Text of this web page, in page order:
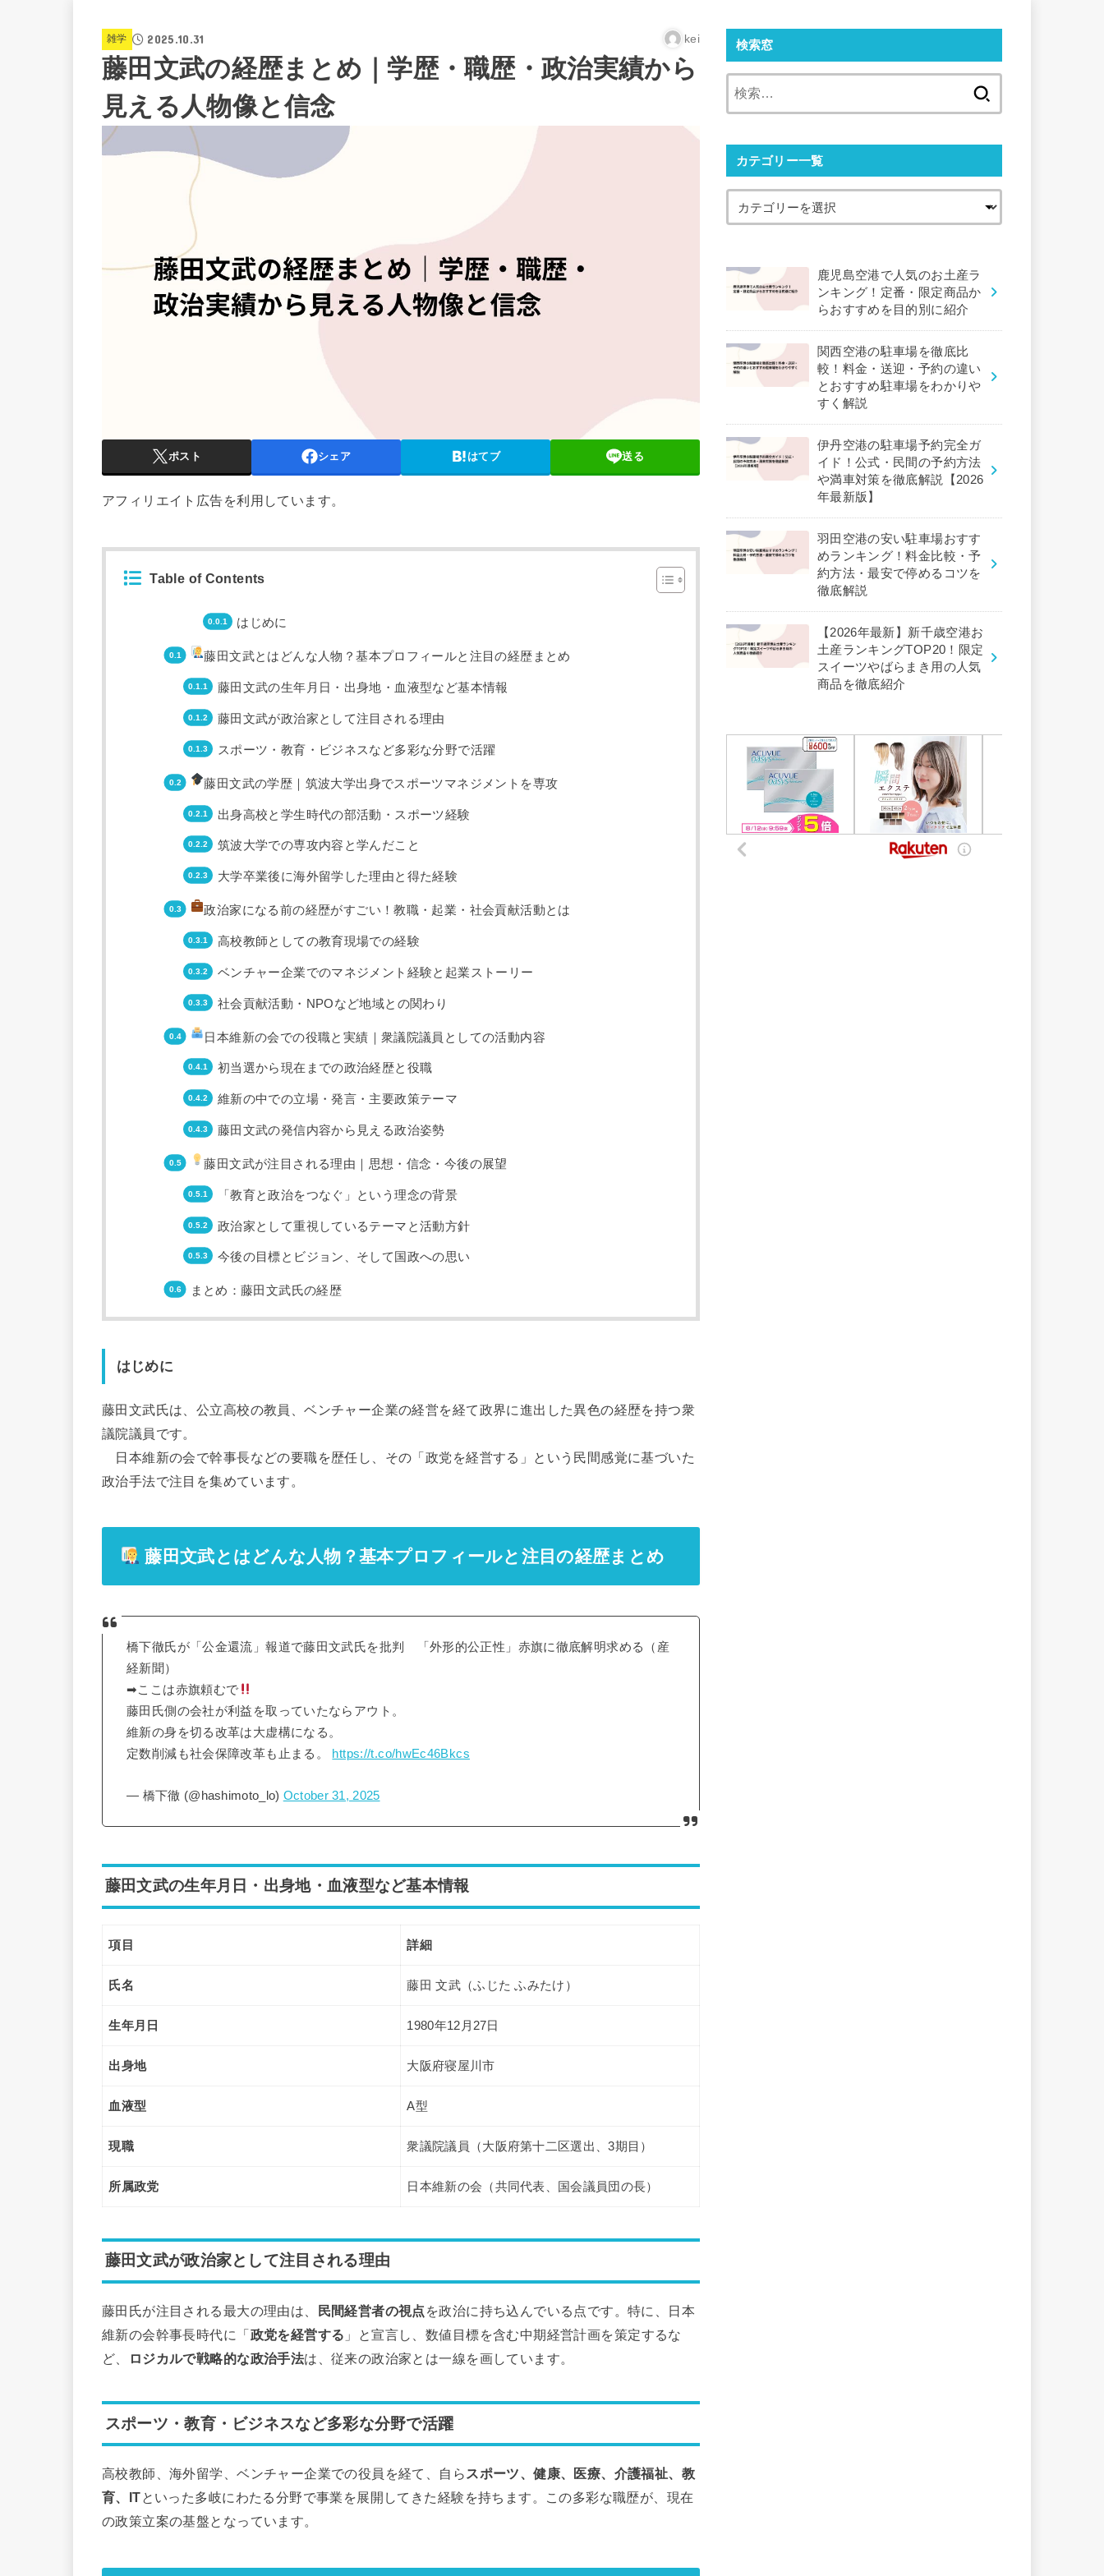
雑学 2025.10.31 kei
藤田文武の経歴まとめ｜学歴・職歴・政治実績から
見える人物像と信念
ポスト シェア はてブ 送る
アフィリエイト広告を利用しています。
Table of Contents
はじめに
藤田文武とはどんな人物？基本プロフィールと注目の経歴まとめ
藤田文武の生年月日・出身地・血液型など基本情報
藤田文武が政治家として注目される理由
スポーツ・教育・ビジネスなど多彩な分野で活躍
藤田文武の学歴｜筑波大学出身でスポーツマネジメントを専攻
出身高校と学生時代の部活動・スポーツ経験
筑波大学での専攻内容と学んだこと
大学卒業後に海外留学した理由と得た経験
政治家になる前の経歴がすごい！教職・起業・社会貢献活動とは
高校教師としての教育現場での経験
ベンチャー企業でのマネジメント経験と起業ストーリー
社会貢献活動・NPOなど地域との関わり
日本維新の会での役職と実績｜衆議院議員としての活動内容
初当選から現在までの政治経歴と役職
維新の中での立場・発言・主要政策テーマ
藤田文武の発信内容から見える政治姿勢
藤田文武が注目される理由｜思想・信念・今後の展望
「教育と政治をつなぐ」という理念の背景
政治家として重視しているテーマと活動方針
今後の目標とビジョン、そして国政への思い
まとめ：藤田文武氏の経歴
はじめに
藤田文武氏は、公立高校の教員、ベンチャー企業の経営を経て政界に進出した異色の経歴を持つ衆
議院議員です。
日本維新の会で幹事長などの要職を歴任し、その「政党を経営する」という民間感覚に基づいた
政治手法で注目を集めています。
藤田文武とはどんな人物？基本プロフィールと注目の経歴まとめ
橋下徹氏が「公金還流」報道で藤田文武氏を批判 「外形的公正性」赤旗に徹底解明求める（産
経新聞）
➡︎ここは赤旗頼むで
藤田氏側の会社が利益を取っていたならアウト。
維新の身を切る改革は大虚構になる。
定数削減も社会保障改革も止まる。 https://t.co/hwEc46Bkcs
— 橋下徹 (@hashimoto_lo) October 31, 2025
藤田文武の生年月日・出身地・血液型など基本情報
項目 詳細
氏名 藤田 文武（ふじた ふみたけ）
生年月日 1980年12月27日
出身地 大阪府寝屋川市
血液型 A型
現職 衆議院議員（大阪府第十二区選出、3期目）
所属政党 日本維新の会（共同代表、国会議員団の長）
藤田文武が政治家として注目される理由
藤田氏が注目される最大の理由は、 民間経営者の視点 を政治に持ち込んでいる点です。特に、日本
維新の会幹事長時代に「政党を経営する 」と宣言し、数値目標を含む中期経営計画を策定するな
ど、
ロジカルで戦略的な政治手法は、従来の政治家とは一線を画しています。
スポーツ・教育・ビジネスなど多彩な分野で活躍
高校教師、海外留学、ベンチャー企業での役員を経て、自ら スポーツ、健康、医療、介護福祉、教
育、ITといった多岐にわたる分野で事業を展開してきた経験を持ちます。この多彩な職歴が、現在
の政策立案の基盤となっています。
検索窓
カテゴリー一覧
鹿児島空港で人気のお土産ラ
ンキング！定番・限定商品か
らおすすめを目的別に紹介
関西空港の駐車場を徹底比
較！料金・送迎・予約の違い
とおすすめ駐車場をわかりや
すく解説
伊丹空港の駐車場予約完全ガ
イド！公式・民間の予約方法
や満車対策を徹底解説【2026
年最新版】
羽田空港の安い駐車場おすす
めランキング！料金比較・予
約方法・最安で停めるコツを
徹底解説
【2026年最新】新千歳空港お
土産ランキングTOP20！限定
スイーツやばらまき用の人気
商品を徹底紹介